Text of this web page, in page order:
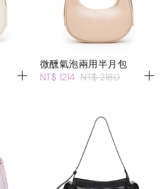
微醺氣泡兩用半月包
NT$ 1214 NT$ 2180